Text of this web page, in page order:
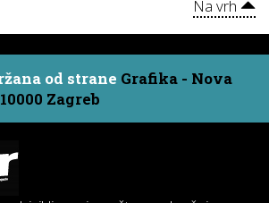
Na vrh
od strane Grafika - Nova
Zagreb